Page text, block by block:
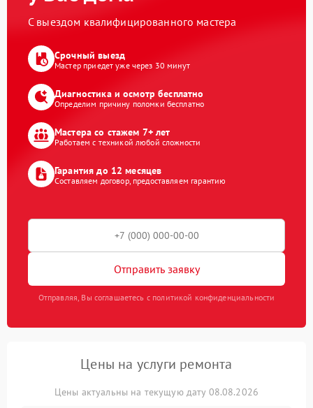
С выездом квалифицированного мастера
Срочный выезд
Мастер приедет уже через 30 минут
Диагностика и осмотр бесплатно
Определим причину поломки бесплатно
Мастера со стажем 7+ лет
Работаем с техникой любой сложности
Гарантия до 12 месяцев
Составляем договор, предоставляем гарантию
Отправить заявку
Отправляя, Вы соглашаетесь с политикой конфиденциальности
Цены на услуги ремонта
Цены актуальны на текущую дату 08.08.2026